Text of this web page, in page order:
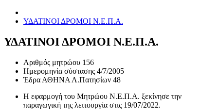
ΥΔΑΤΙΝΟΙ ΔΡΟΜΟΙ Ν.Ε.Π.Α.
ΥΔΑΤΙΝΟΙ ΔΡΟΜΟΙ Ν.Ε.Π.Α.
Αριθμός μητρώου 156
Ημερομηνία σύστασης 4/7/2005
Έδρα ΑΘΗΝΑ Λ.Πατησίων 48
Η εφαρμογή του Μητρώου Ν.Ε.Π.Α. ξεκίνησε την
παραγωγική της λειτουργία στις 19/07/2022.